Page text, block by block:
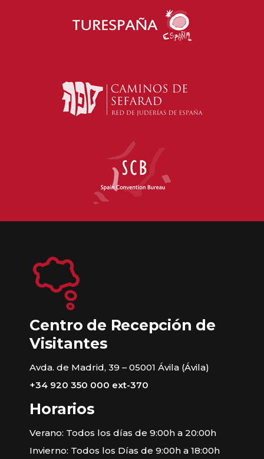
Centro de Recepción de
Visitantes
Avda. de Madrid, 39 – 05001 Ávila (Ávila)
+34 920 350 000 ext-370
Horarios
Verano: Todos los días de 9:00h a 20:00h
Invierno: Todos los Días de 9:00h a 18:00h